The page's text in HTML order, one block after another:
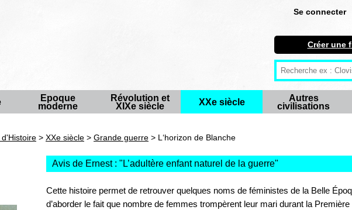
Se connecter
S'inscrire
Créer une
Antiquité
Révolution et
Créer une
Epoque
moderne
Révolution et
XIXe siècle
XXe siècle
Autres
civilisations
d'Histoire > XXe siècle > Grande guerre > L‘horizon de Blanche
Avis de Ernest : " L’adultère enfant naturel de la guerre"
Cette histoire permet de retrouver quelques noms de féministes de la Belle
d’aborder le fait que nombre de femmes trompèrent leur mari durant la